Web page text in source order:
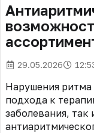
29.05.2026
Нарушения
подхода к
заболевания,